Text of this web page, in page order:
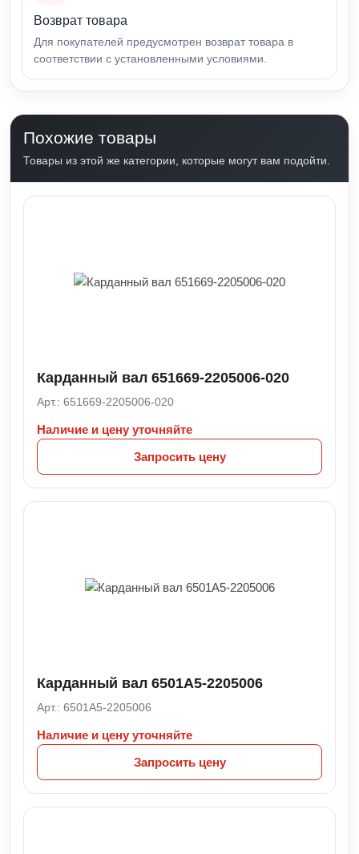
Возврат товара
Для покупателей предусмотрен возврат товара в
соответствии с установленными условиями.
Похожие товары
Товары из этой же категории, которые могут вам подойти.
Карданный вал 651669-2205006-020
Арт.: 651669-2205006-020
Наличие и цену уточняйте
Запросить цену
Карданный вал 6501A5-2205006
Арт.: 6501A5-2205006
Наличие и цену уточняйте
Запросить цену